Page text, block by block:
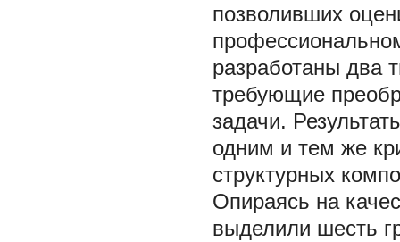
позволивших
разработаны два
требующие
задачи.
одним и тем же
структурных
Опираясь на
выделили шесть